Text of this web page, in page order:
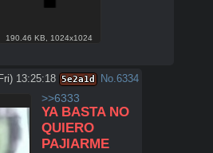
190.46 KB 1024x1024
13:25:18 5e2a1d No.6334
>>6333
YA BASTA NO
QUIERO
PAJIARME